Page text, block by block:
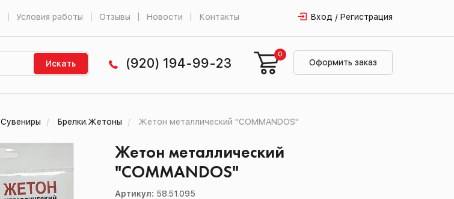
Условия работы Отзывы Новости Контакты Вход / Регистрация
Искать (920) 194-99-23 Оформить заказ
0
Сувениры Брелки.Жетоны Жетон металлический "COMMANDOS"
Жетон металлический
"COMMANDOS"
Артикул: 58.51.095